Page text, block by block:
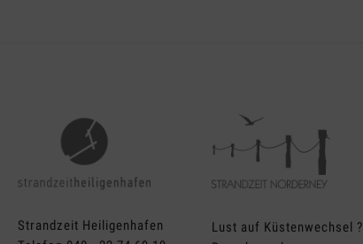
Strandzeit Heiligenhafen
Lust auf Küstenwechsel ?